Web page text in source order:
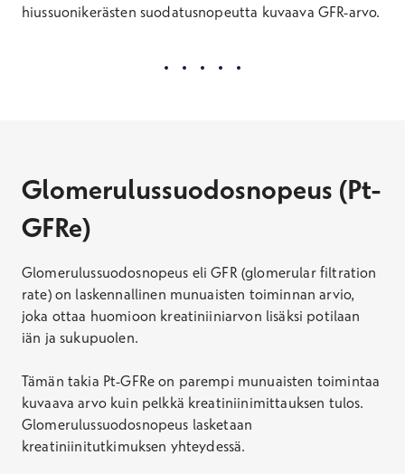
hiussuonikerästen suodatusnopeutta kuvaava GFR-arvo.
Glomerulussuodosnopeus (Pt-
GFRe)
Glomerulussuodosnopeus eli GFR (glomerular filtration
rate) on laskennallinen munuaisten toiminnan arvio,
joka ottaa huomioon kreatiniiniarvon lisäksi potilaan
iän ja sukupuolen.
Tämän takia Pt-GFRe on parempi munuaisten toimintaa
kuvaava arvo kuin pelkkä kreatiniinimittauksen tulos.
Glomerulussuodosnopeus lasketaan
kreatiniinitutkimuksen yhteydessä.